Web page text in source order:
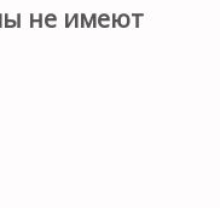
не имеют